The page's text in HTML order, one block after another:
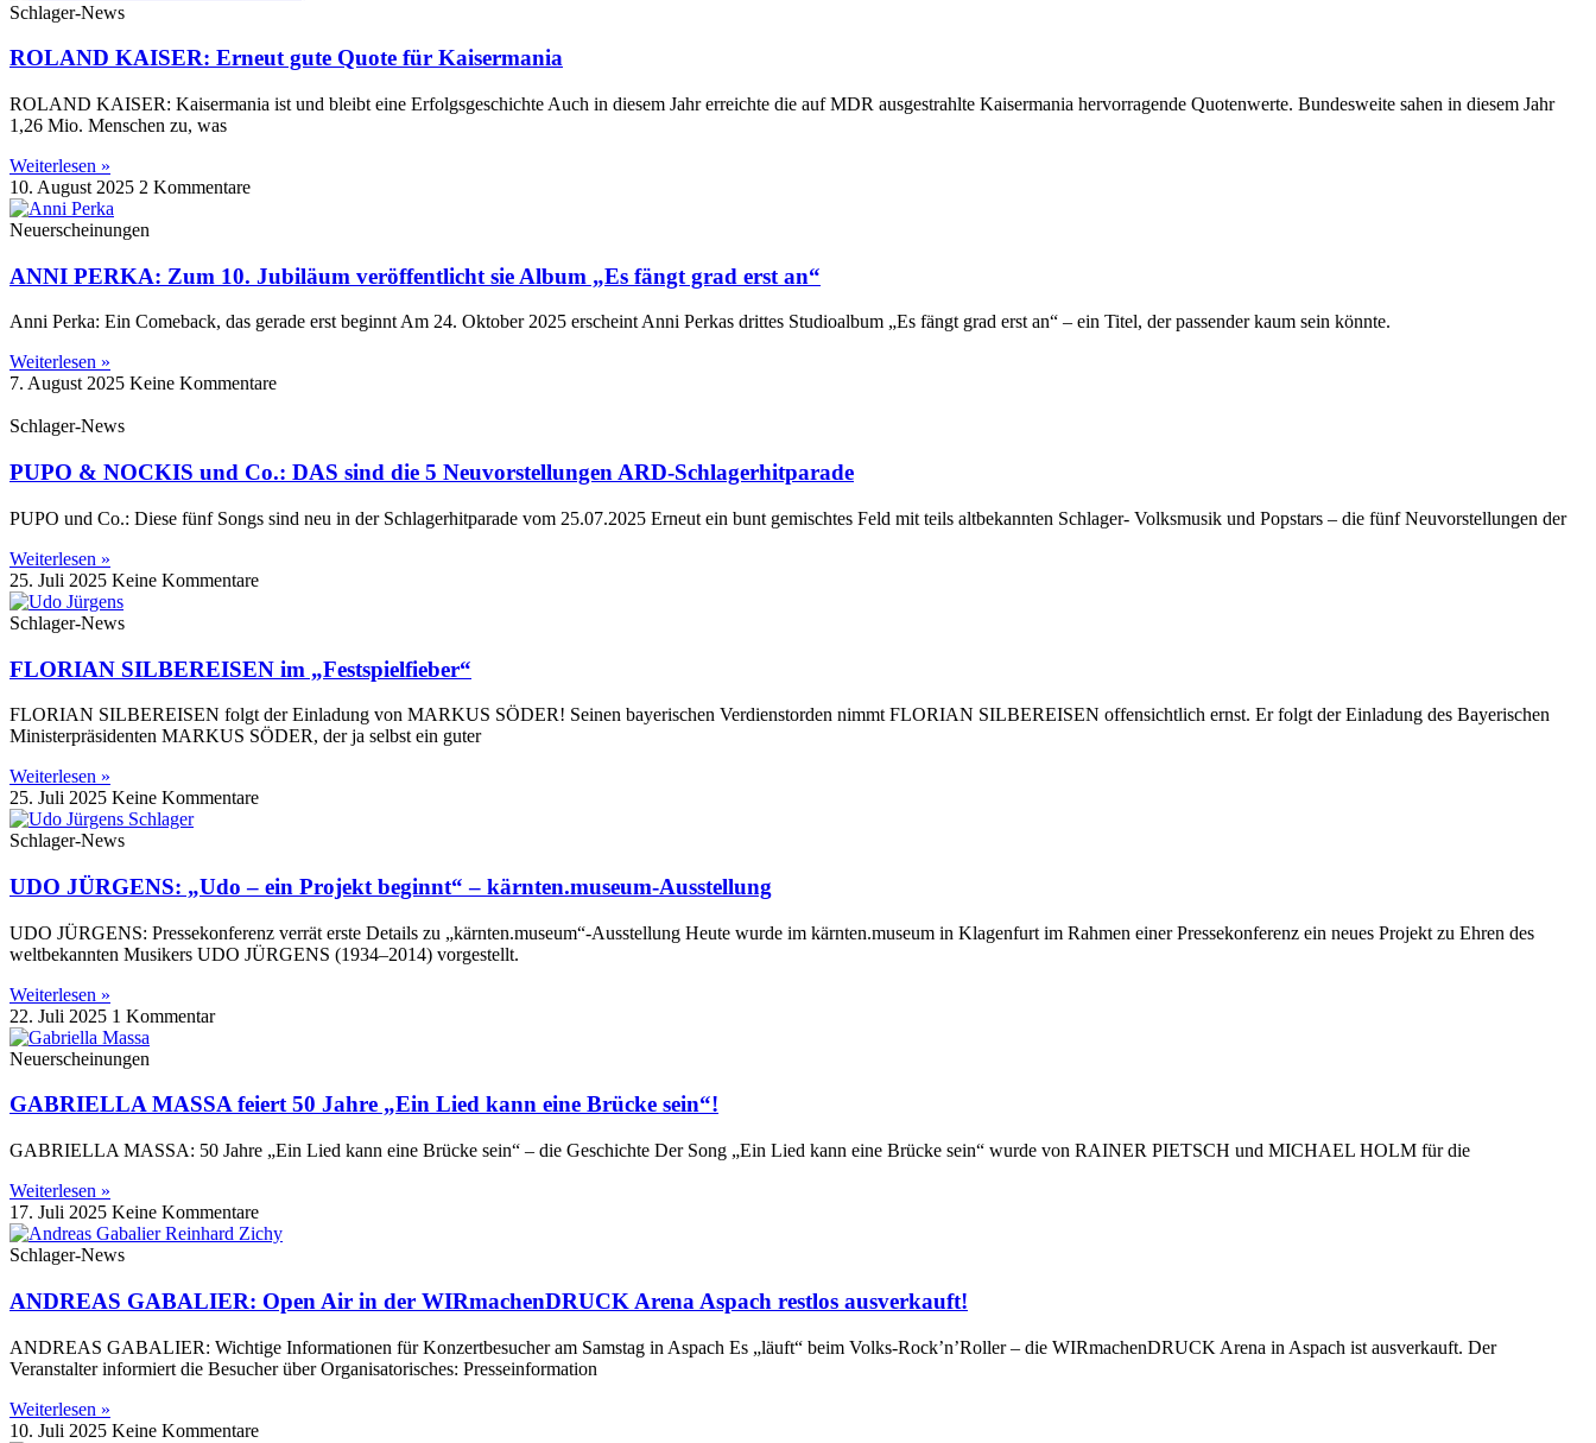
Schlager-News
ROLAND KAISER: Erneut gute Quote für Kaisermania
ROLAND KAISER: Kaisermania ist und bleibt eine Erfolgsgeschichte Auch in diesem Jahr erreichte die auf MDR ausgestrahlte Kaisermania hervorragende Quotenwerte. Bundesweite sahen in diesem Jahr
1,26 Mio. Menschen zu, was
Weiterlesen »
10. August 2025 2 Kommentare
Neuerscheinungen
ANNI PERKA: Zum 10. Jubiläum veröffentlicht sie Album „Es fängt grad erst an“
Anni Perka: Ein Comeback, das gerade erst beginnt Am 24. Oktober 2025 erscheint Anni Perkas drittes Studioalbum „Es fängt grad erst an“ – ein Titel, der passender kaum sein könnte.
Weiterlesen »
7. August 2025 Keine Kommentare
Schlager-News
PUPO & NOCKIS und Co.: DAS sind die 5 Neuvorstellungen ARD-Schlagerhitparade
PUPO und Co.: Diese fünf Songs sind neu in der Schlagerhitparade vom 25.07.2025 Erneut ein bunt gemischtes Feld mit teils altbekannten Schlager- Volksmusik und Popstars – die fünf Neuvorstellungen der
Weiterlesen »
25. Juli 2025 Keine Kommentare
Schlager-News
FLORIAN SILBEREISEN im „Festspielfieber“
FLORIAN SILBEREISEN folgt der Einladung von MARKUS SÖDER! Seinen bayerischen Verdienstorden nimmt FLORIAN SILBEREISEN offensichtlich ernst. Er folgt der Einladung des Bayerischen
Ministerpräsidenten MARKUS SÖDER, der ja selbst ein guter
Weiterlesen »
25. Juli 2025 Keine Kommentare
Schlager-News
UDO JÜRGENS: „Udo – ein Projekt beginnt“ – kärnten.museum-Ausstellung
UDO JÜRGENS: Pressekonferenz verrät erste Details zu „kärnten.museum“-Ausstellung Heute wurde im kärnten.museum in Klagenfurt im Rahmen einer Pressekonferenz ein neues Projekt zu Ehren des
weltbekannten Musikers UDO JÜRGENS (1934–2014) vorgestellt.
Weiterlesen »
22. Juli 2025 1 Kommentar
Neuerscheinungen
GABRIELLA MASSA feiert 50 Jahre „Ein Lied kann eine Brücke sein“!
GABRIELLA MASSA: 50 Jahre „Ein Lied kann eine Brücke sein“ – die Geschichte Der Song „Ein Lied kann eine Brücke sein“ wurde von RAINER PIETSCH und MICHAEL HOLM für die
Weiterlesen »
17. Juli 2025 Keine Kommentare
Schlager-News
ANDREAS GABALIER: Open Air in der WIRmachenDRUCK Arena Aspach restlos ausverkauft!
ANDREAS GABALIER: Wichtige Informationen für Konzertbesucher am Samstag in Aspach Es „läuft“ beim Volks-Rock’n’Roller – die WIRmachenDRUCK Arena in Aspach ist ausverkauft. Der
Veranstalter informiert die Besucher über Organisatorisches: Presseinformation
Weiterlesen »
10. Juli 2025 Keine Kommentare